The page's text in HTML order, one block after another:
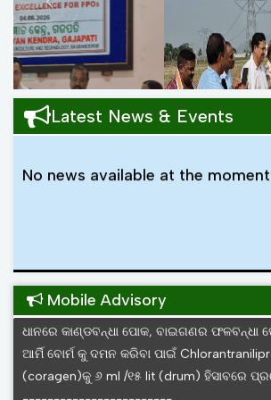
Latest News & Events
Mobile Advisory
ଗାତରେ ୭.୫ x ୭.୫ ମିଟର ବ୍ୟବଧାନରେ ଲଗାନ୍ତୁ
------------------------
ଧାନରେ କାଣ୍ଡବିନ୍ଧା ପୋକ, ବାଇଗଣର ଫଳବିନ୍ଧା
ଆର୍ମି ବୋର୍ମ କୁ ଦମନ କରିବା ପାଇଁ
(coragen)କୁ ୬ ml /୧୫ lit (drum) ହିସାବରେ
------------------------